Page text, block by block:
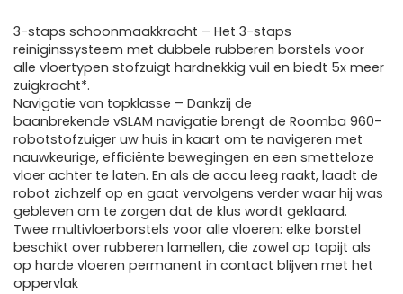
3-staps schoonmaakkracht – Het 3-staps
reiniginssysteem met dubbele rubberen borstels voor
alle vloertypen stofzuigt hardnekkig vuil en biedt 5x meer
zuigkracht*.
Navigatie van topklasse – Dankzij de
baanbrekende vSLAM navigatie brengt de Roomba 960-
robotstofzuiger uw huis in kaart om te navigeren met
nauwkeurige, efficiënte bewegingen en een smetteloze
vloer achter te laten. En als de accu leeg raakt, laadt de
robot zichzelf op en gaat vervolgens verder waar hij was
gebleven om te zorgen dat de klus wordt geklaard.
Twee multivloerborstels voor alle vloeren: elke borstel
beschikt over rubberen lamellen, die zowel op tapijt als
op harde vloeren permanent in contact blijven met het
oppervlak